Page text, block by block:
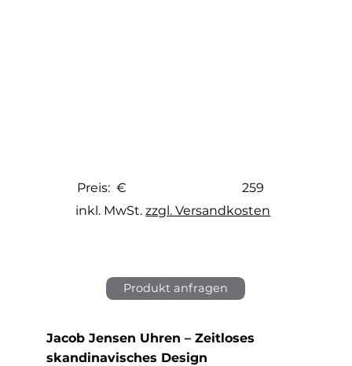
Preis: €
259
inkl. MwSt.zzgl. Versandkosten
Produkt anfragen
Jacob Jensen Uhren – Zeitloses
skandinavisches Design